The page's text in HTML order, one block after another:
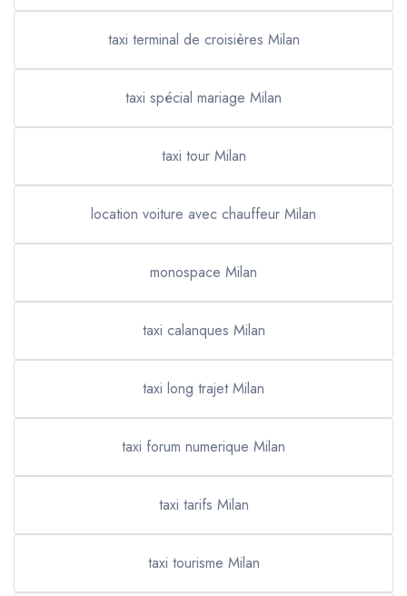
taxi terminal de croisières Milan
taxi spécial mariage Milan
taxi tour Milan
location voiture avec chauffeur Milan
monospace Milan
taxi calanques Milan
taxi long trajet Milan
taxi forum numerique Milan
taxi tarifs Milan
taxi tourisme Milan